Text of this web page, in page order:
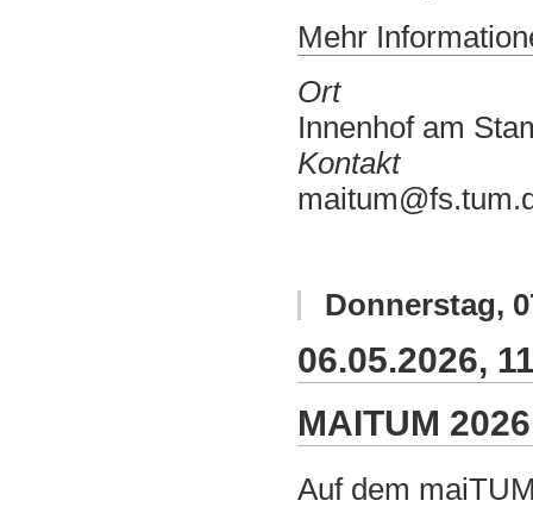
Mehr
Ort
Innenhof am
Kontakt
Donnerstag,
06.05.2026,
MAITUM 2026
Auf dem